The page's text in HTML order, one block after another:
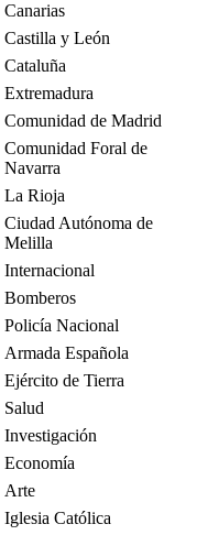
Canarias
Castilla y León
Cataluña
Extremadura
Comunidad de Madrid
Comunidad Foral de
Navarra
La Rioja
Ciudad Autónoma de
Melilla
Internacional
Bomberos
Policía Nacional
Armada Española
Ejército de Tierra
Salud
Investigación
Economía
Arte
Iglesia Católica